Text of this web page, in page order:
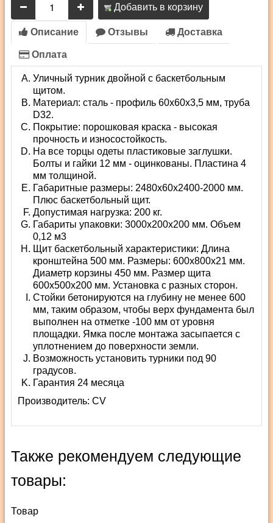
Добавить в корзину
Описание Отзывы Доставка
Оплата
Уличный турник двойной с баскетбольным
щитом.
Материал: сталь - профиль 60х60х3,5 мм, труба
D32.
Покрытие: порошковая краска - высокая
прочность и износостойкость.
На все торцы одеты пластиковые заглушки.
Болты и гайки 12 мм - оцинкованы. Пластина 4
мм толщиной.
Габаритные размеры: 2480х60х2400-2000 мм.
Плюс баскетбольный щит.
Допустимая нагрузка: 200 кг.
Габариты упаковки: 3000х200х200 мм. Объем
0,12 м3
Щит баскетбольный характеристики: Длина
кронштейна 500 мм. Размеры: 600х800х21 мм.
Диаметр корзины 450 мм. Размер щита
600х500х200 мм. Установка с разных сторон.
Стойки бетонируются на глубину не менее 600
мм, таким образом, чтобы верх фундамента был
выполнен на отметке -100 мм от уровня
площадки. Ямка после монтажа засыпается с
уплотнением до поверхности земли.
Возможность установить турники под 90
градусов.
Гарантия 24 месяца
Производитель: СV
Также рекомендуем следующие
товары:
Товар